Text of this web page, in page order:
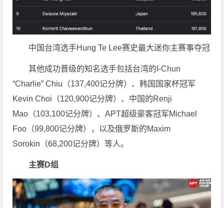
中国台湾选手Hung Te Lee赛史最大迷你主赛事夺冠
其他成功晋级的知名选手包括台湾的I-Chun
“Charlie” Chiu（137,400记分牌）、韩国国家杯冠军
Kevin Choi（120,900记分牌）、中国的Renji
Mao（103,100记分牌）、APT超级豪客冠军Michael
Foo（99,800记分牌），以及俄罗斯的Maxim
Sorokin（68,200记分牌）等人。
主赛D组